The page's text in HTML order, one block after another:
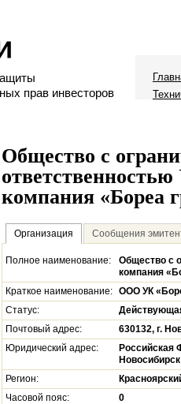
прав инвесторов
Общество с
компания «Бореа
Организация Сообщения
Полное наименование:
Общество с
компания
Краткое наименование: ООО УК
Статус:
Почтовый адрес:
630132, г.
Юридический адрес:
Российская
Новосибирск
Регион:
Часовой пояс:
0